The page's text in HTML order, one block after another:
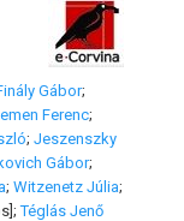
Gábor;
Ferenc;
; Jeszenszky
Gábor;
; Witzenetz Júlia;
Téglás Jenő